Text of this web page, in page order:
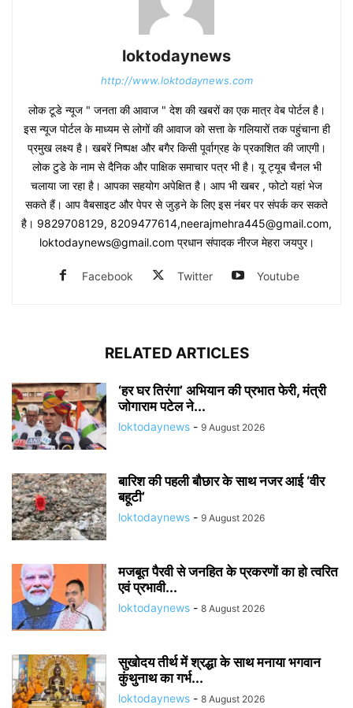
loktodaynews
http://www.loktodaynews.com
लोक टूडे न्यूज " जनता की आवाज " देश की खबरों का एक मात्र वेब पोर्टल है।
इस न्यूज पोर्टल के माध्यम से लोगों की आवाज को सत्ता के गलियारों तक पहुंचाना ही
प्रमुख लक्ष्य है। खबरें निष्पक्ष और बगैर किसी पूर्वाग्रह के प्रकाशित की जाएगी।
लोक टुडे के नाम से दैनिक और पाक्षिक समाचार पत्र भी है। यू ट्यूब चैनल भी
चलाया जा रहा है। आपका सहयोग अपेक्षित है। आप भी खबर , फोटो यहां भेज
सकते हैं। आप वैबसाइट और पेपर से जुड़ने के लिए इस नंबर पर संपर्क कर सकते
है। 9829708129, 8209477614,neerajmehra445@gmail.com,
loktodaynews@gmail.com प्रधान संपादक नीरज मेहरा जयपुर।
Facebook Twitter Youtube
RELATED ARTICLES
‘हर घर तिरंगा’ अभियान की प्रभात फेरी, मंत्री
जोगाराम पटेल ने...
loktodaynews - 9 August 2026
बारिश की पहली बौछार के साथ नजर आई ‘वीर
बहूटी’
loktodaynews - 9 August 2026
मजबूत पैरवी से जनहित के प्रकरणों का हो त्वरित
एवं प्रभावी...
loktodaynews - 8 August 2026
सुखोदय तीर्थ में श्रद्धा के साथ मनाया भगवान
कुंथुनाथ का गर्भ...
loktodaynews - 8 August 2026